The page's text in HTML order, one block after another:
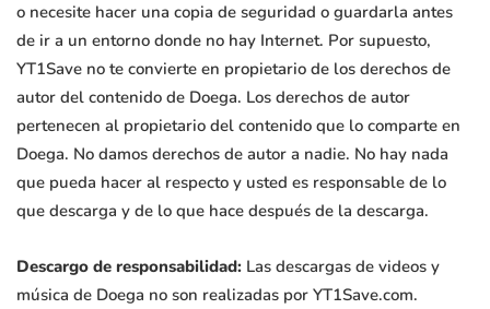
o necesite hacer una copia de seguridad o guardarla antes
de ir a un entorno donde no hay Internet. Por supuesto,
YT1Save no te convierte en propietario de los derechos de
autor del contenido de Doega. Los derechos de autor
pertenecen al propietario del contenido que lo comparte en
Doega. No damos derechos de autor a nadie. No hay nada
que pueda hacer al respecto y usted es responsable de lo
que descarga y de lo que hace después de la descarga.
Descargo de responsabilidad: Las descargas de videos y
música de Doega no son realizadas por YT1Save.com.